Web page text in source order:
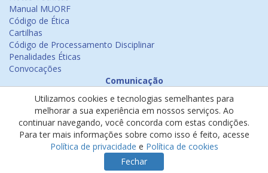
Manual MUORF
Código de Ética
Cartilhas
Código de Processamento Disciplinar
Penalidades Éticas
Convocações
Comunicação
Emissão de Certificados
Psicologia na Mídia
Ouvidoria
Política de cookies
Política de privacidade
Utilizamos cookies e tecnologias semelhantes para
melhorar a sua experiência em nossos serviços. Ao
continuar navegando, você concorda com estas condições.
Para ter mais informações sobre como isso é feito, acesse
Política de privacidade e Política de cookies
Fechar